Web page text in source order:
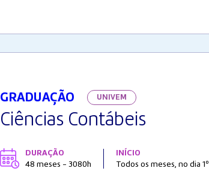
GRADUAÇÃO UNIVEM
Ciências Contábeis
DURAÇÃO
48 meses - 3080h
INÍCIO
Todos os meses, no dia 1º